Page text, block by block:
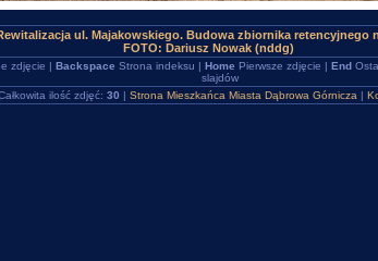
ul. Majakowskiego. Budowa zbiornika
FOTO: Dariusz Nowak (nddg)
zdjęcie | Backspace Strona indeksu | Home Pierwsze zdjęcie | End
slajdów
ilość zdjęć: 30 | Strona Mieszkańca Miasta Dąbrowa Górnicza |